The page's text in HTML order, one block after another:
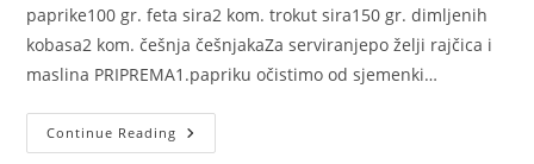
paprike100 gr. feta sira2 kom. trokut sira150 gr. dimljenih
kobasa2 kom. češnja češnjakaZa serviranjepo želji rajčica i
maslina PRIPREMA1.papriku očistimo od sjemenki…
Continue Reading PUNJENA
PAPRIKA